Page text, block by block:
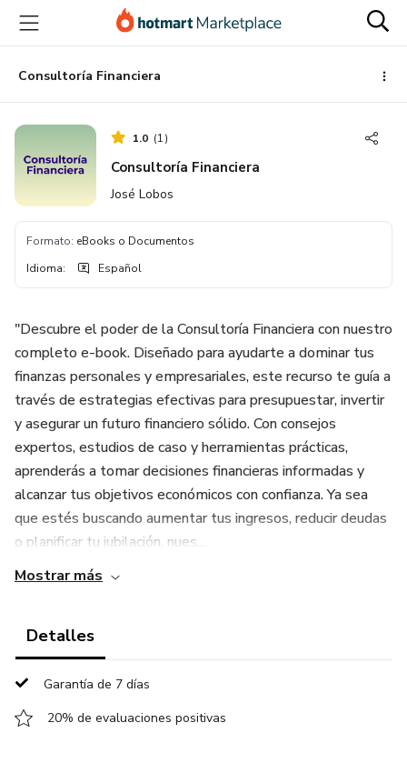
principal
página
de
página
Consultoría Financiera
1.0 (1)
Consultoría Financiera
José Lobos
Formato: eBooks o Documentos
Idioma: Español
"Descubre el poder de la Consultoría Financiera con nuestro
completo e-book. Diseñado para ayudarte a dominar tus
finanzas personales y empresariales, este recurso te guía a
través de estrategias efectivas para presupuestar, invertir
y asegurar un futuro financiero sólido. Con consejos
expertos, estudios de caso y herramientas prácticas,
aprenderás a tomar decisiones financieras informadas y
alcanzar tus objetivos económicos con confianza. Ya sea
que estés buscando aumentar tus ingresos, reducir deudas
o planificar tu jubilación, nues...
Mostrar más
Detalles
Garantía de 7 días
20% de evaluaciones positivas